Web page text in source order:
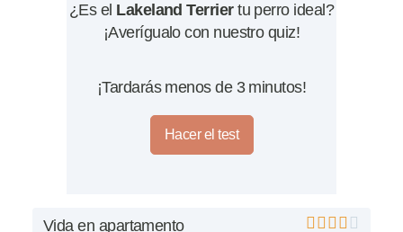
¿Es el Lakeland Terriertu perro ideal?
¡Averígualo con nuestro quiz!
¡Tardarás menos de 3 minutos!
Hacer el test
Vida en apartamento